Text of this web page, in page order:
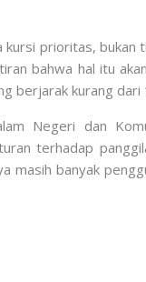
prioritas,
bahwa hal itu
berjarak kurang
Negeri dan
terhadap
masih banyak